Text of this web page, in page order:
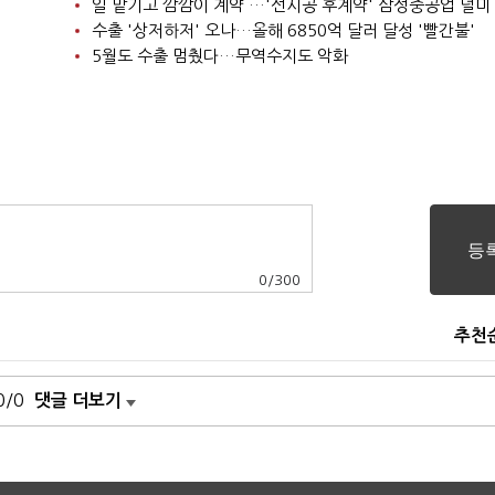
일 맡기고 깜깜이 계약 …'선시공 후계약' 삼성중공업 덜미
수출 '상저하저' 오나…올해 6850억 달러 달성 '빨간불'
5월도 수출 멈췄다…무역수지도 악화
0 /300
추천
0 댓글 더보기